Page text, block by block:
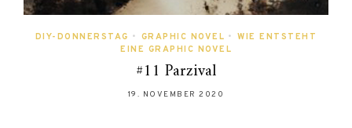
DIY-DONNERSTAG • GRAPHIC NOVEL • WIE ENTSTEHT
EINE GRAPHIC NOVEL
#11 Parzival
19. NOVEMBER 2020